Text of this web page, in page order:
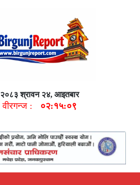
२०८३ श्रावन २४, आइतबार
वीरगन्ज : ०२:१५:१०